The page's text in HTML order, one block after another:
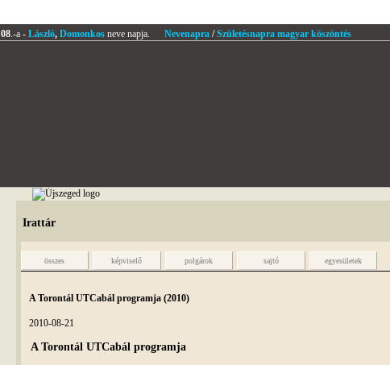
08.-a - László, Domonkosneve napja. Nevenapra/Születésnapra magyar köszöntés
Irattár
összes képviselő polgárok sajtó egyesületek
A Torontál UTCabál programja (2010)
2010-08-21
A Torontál UTCabál programja